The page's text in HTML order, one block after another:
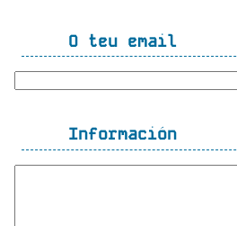
O teu email
Información